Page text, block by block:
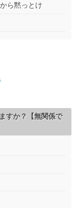
ら黙っとけ
すか？【無関係で